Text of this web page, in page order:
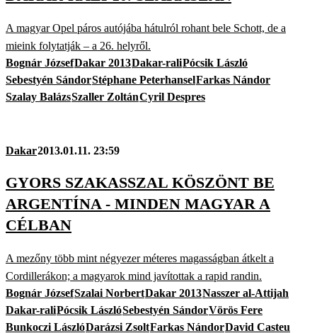
A magyar Opel páros autójába hátulról rohant bele Schott, de a
mieink folytatják – a 26. helyről.
Bognár JózsefDakar 2013Dakar-raliPócsik László
Sebestyén SándorStéphane PeterhanselFarkas Nándor
Szalay BalázsSzaller ZoltánCyril Despres
Dakar2013.01.11. 23:59
GYORS SZAKASSZAL KÖSZÖNT BE
ARGENTÍNA - MINDEN MAGYAR A
CÉLBAN
A mezőny több mint négyezer méteres magasságban átkelt a
Cordillerákon; a magyarok mind javítottak a rapid randin.
Bognár JózsefSzalai NorbertDakar 2013Nasszer al-Attijah
Dakar-raliPócsik LászlóSebestyén SándorVörös Fere
Bunkoczi LászlóDarázsi ZsoltFarkas NándorDavid Casteu